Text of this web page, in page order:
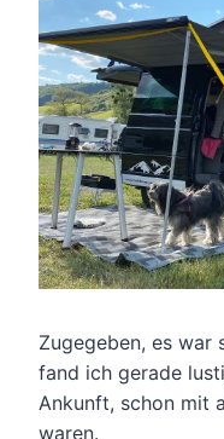
Zugegeben, es war
fand ich gerade
Ankunft, schon mit
waren.